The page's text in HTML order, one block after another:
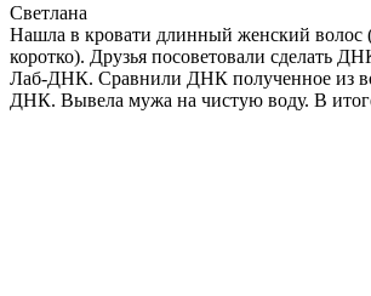
Светлана
Нашла в кровати длинный женский волос
коротко). Друзья посоветовали сделать
Лаб-ДНК. Сравнили ДНК полученное из
ДНК. Вывела мужа на чистую воду. В